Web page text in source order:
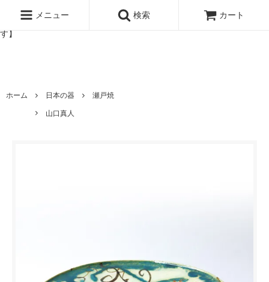
ッタのオンラインストア【アラビア,クイストゴーなどの北欧ヴィンテ
ージ食器,雅峰窯やソルテグラスジュエリーなどの作家の作品が並びま
す】
メニュー 検索 カート
ホーム 日本の器
瀬戸焼
山口真人